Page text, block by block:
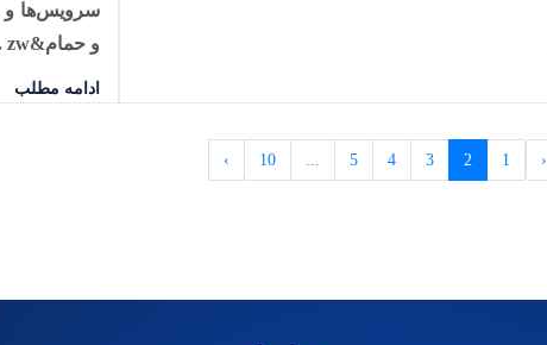
سرویس‌ها و
و حمام&zw ...
ادامه مطلب
‹
1
2
3
4
5
...
10
›